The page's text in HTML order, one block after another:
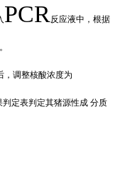
PCR反应液中，根据
，调整核酸浓度为
定表判定其猪源性成 分质